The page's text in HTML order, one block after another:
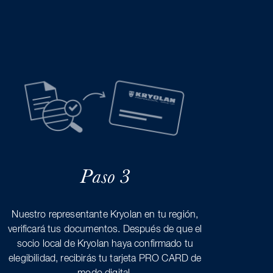
Paso 3
Nuestro representante Kryolan en tu región,
verificará tus documentos. Después de que el
socio local de Kryolan haya confirmado tu
elegibilidad, recibirás tu tarjeta PRO CARD de